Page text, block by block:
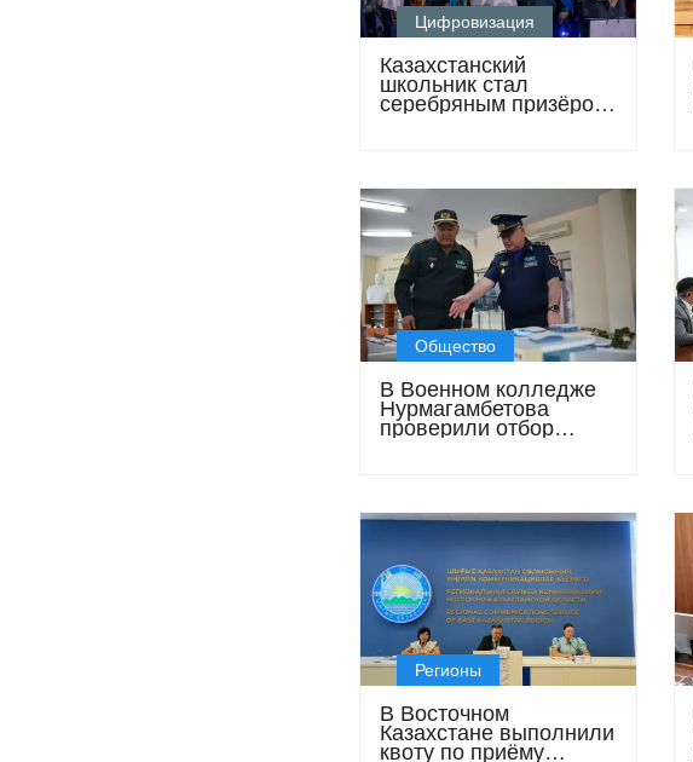
Цифровизация
Казахстанский
школьник стал
серебряным призёром
Общество
В Военном колледже
Нурмагамбетова
проверили отбор
Регионы
В Восточном
Казахстане выполнили
квоту по приёму